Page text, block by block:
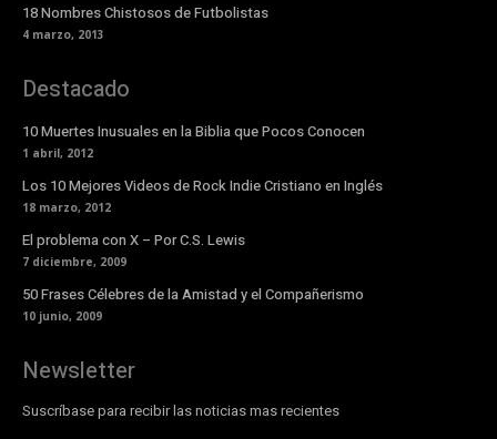
18 Nombres Chistosos de Futbolistas
4 marzo, 2013
Destacado
10 Muertes Inusuales en la Biblia que Pocos Conocen
1 abril, 2012
Los 10 Mejores Videos de Rock Indie Cristiano en Inglés
18 marzo, 2012
El problema con X – Por C.S. Lewis
7 diciembre, 2009
50 Frases Célebres de la Amistad y el Compañerismo
10 junio, 2009
Newsletter
Suscríbase para recibir las noticias mas recientes